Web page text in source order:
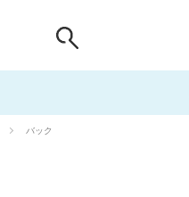
バック